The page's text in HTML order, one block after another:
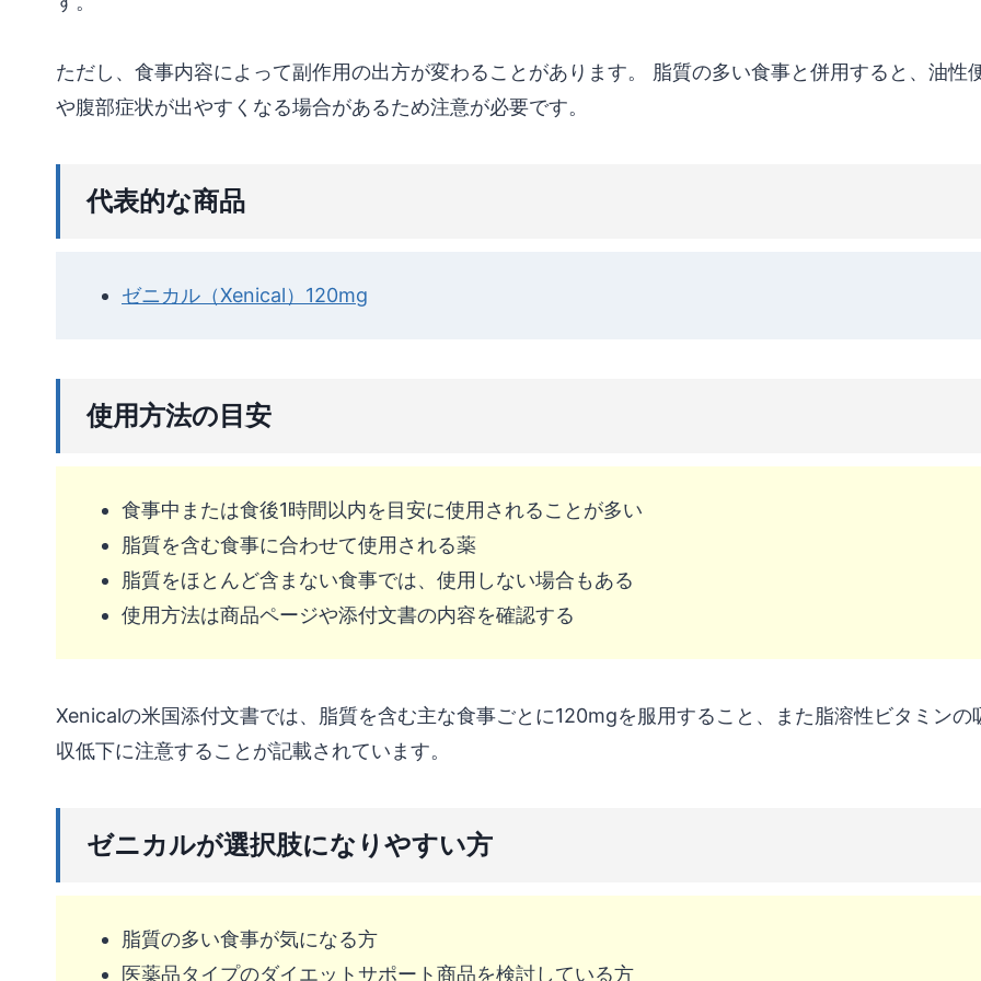
ただし、食事内容によって副作用の出方が変わることがあります。 脂質の多い食事と併用すると、油性
や腹部症状が出やすくなる場合があるため注意が必要です。
代表的な商品
ゼニカル（Xenical）120mg
使用方法の目安
食事中または食後1時間以内を目安に使用されることが多い
脂質を含む食事に合わせて使用される薬
脂質をほとんど含まない食事では、使用しない場合もある
使用方法は商品ページや添付文書の内容を確認する
Xenicalの米国添付文書では、脂質を含む主な食事ごとに120mgを服用すること、また脂溶性ビタミンの
収低下に注意することが記載されています。
ゼニカルが選択肢になりやすい方
脂質の多い食事が気になる方
医薬品タイプのダイエットサポート商品を検討している方